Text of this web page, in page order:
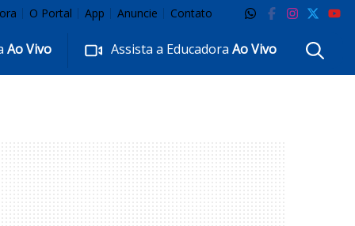
O Portal App Anuncie Contato
Ao Vivo Assista a EducadoraAo Vivo